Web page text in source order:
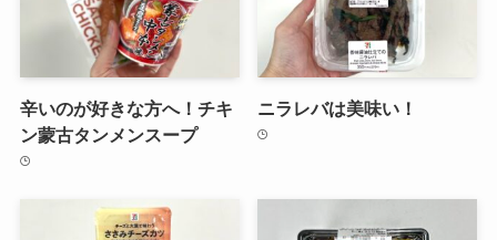
辛いのが好きな方へ！チキ
ン蒙古タンメンスープ
ニラレバは美味い！